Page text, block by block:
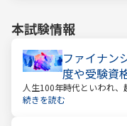
本試験情報
ファイナン
度や受験資
人生100年時代といわれ
間も当然長くなっています
続きを読む